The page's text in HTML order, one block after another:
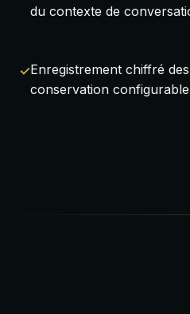
du contexte de
Enregistrement chiffré
conservation